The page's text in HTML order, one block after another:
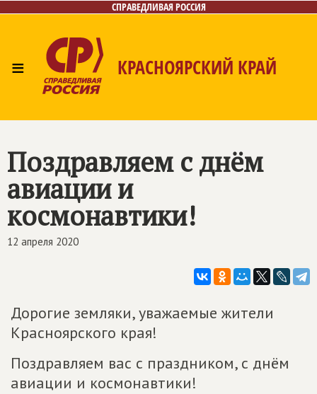
СПРАВЕДЛИВАЯ РОССИЯ
≡ КРАСНОЯРСКИЙ КРАЙ
Поздравляем с днём
авиации и
космонавтики!
12 апреля 2020
Дорогие земляки, уважаемые жители
Красноярского края!
Поздравляем вас с праздником, с днём
авиации и космонавтики!